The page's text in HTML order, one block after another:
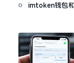
imtoken钱包